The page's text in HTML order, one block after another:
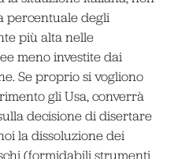
percentuale degli
più alta nelle
meno investite dai
Se proprio si vogliono
gli Usa, converrà
decisione di disertare
la dissoluzione dei
(formidabili strumenti